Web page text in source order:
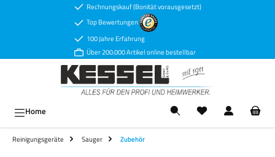
Zum Hauptinhalt springenRechnungskauf (Bonität vorausgesetzt)
Top Bewertungen
100 Jahre Erfahrung
Über 200.000 Artikel online bestellbar
Home
Reinigungsgeräte Sauger Zubehör